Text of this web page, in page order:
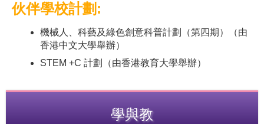
伙伴學校計劃:
機械人、科藝及綠色創意科普計劃（第四期）（由
香港中文大學舉辦）
STEM +C 計劃（由香港教育大學舉辦）
學與教